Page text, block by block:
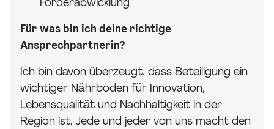
Förderabwicklung
Für was bin ich deine richtige
Ansprechpartnerin?
Ich bin davon überzeugt, dass Beteiligung ein
wichtiger Nährboden für Innovation,
Lebensqualität und Nachhaltigkeit in der
Region ist. Jede und jeder von uns macht den